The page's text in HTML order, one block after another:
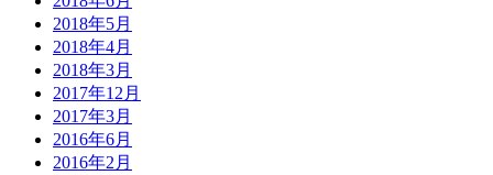
2018年5月
2018年4月
2018年3月
2017年12月
2017年3月
2016年6月
2016年2月